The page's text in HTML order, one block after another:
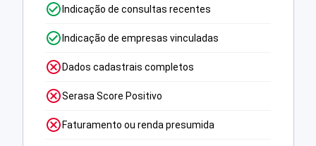
Indicação de consultas recentes
Indicação de empresas vinculadas
Dados cadastrais completos
Serasa Score Positivo
Faturamento ou renda presumida